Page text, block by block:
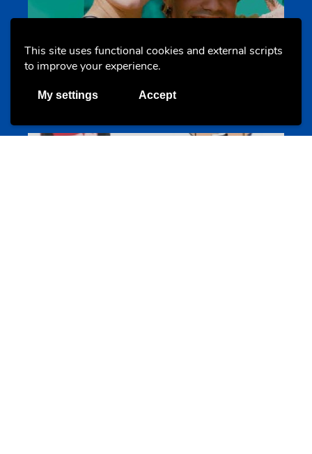
This site uses functional cookies and external scripts
to improve your experience.
My settings Accept
jugendprais.lu